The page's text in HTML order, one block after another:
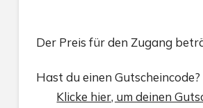
Der Preis für den Zugang
Hast du einen Gutscheincode?
Klicke hier, um deinen